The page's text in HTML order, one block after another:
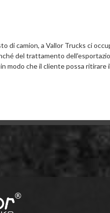
di camion, a Vallor Trucks ci
del trattamento
modo che il cliente possa